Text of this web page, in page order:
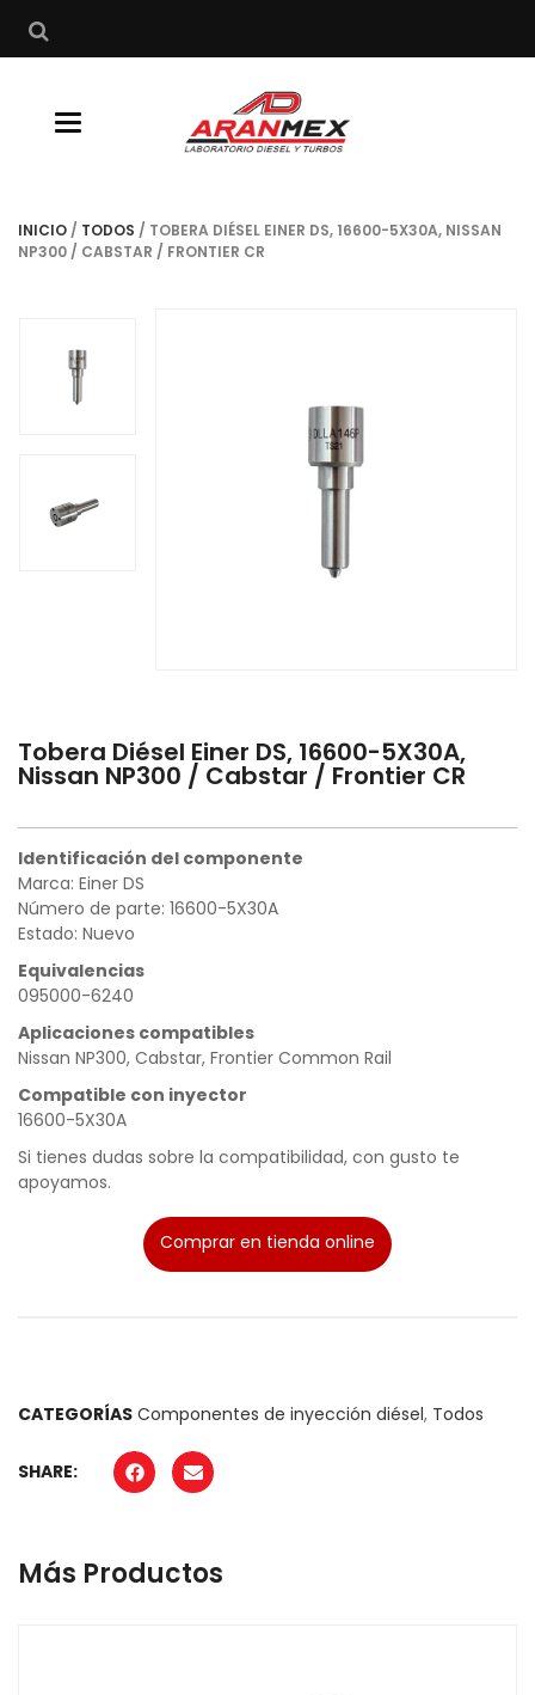
Toggle
INICIO / TODOS / TOBERA DIÉSEL EINER DS, 16600-5X30A, NISSAN
NP300 / CABSTAR / FRONTIER CR
Tobera Diésel Einer DS, 16600-5X30A,
Nissan NP300 / Cabstar / Frontier CR
Identificación del componente
Marca: Einer DS
Número de parte: 16600-5X30A
Estado: Nuevo
Equivalencias
095000-6240
Aplicaciones compatibles
Nissan NP300, Cabstar, Frontier Common Rail
Compatible con inyector
16600-5X30A
Si tienes dudas sobre la compatibilidad, con gusto te
apoyamos.
Comprar en tienda online
CATEGORÍAS Componentes de inyección diésel, Todos
SHARE:
Más Productos